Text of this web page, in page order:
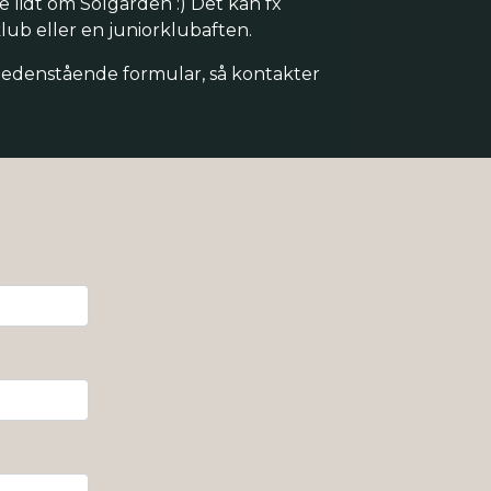
eller en juniorklubaften.
formular, så kontakter